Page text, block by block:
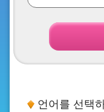
About
언어를 선택